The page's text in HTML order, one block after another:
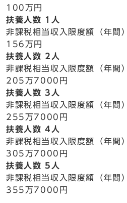
100万円
扶養人数 1人
非課税相当収入限度額（年間）
156万円
扶養人数 2人
非課税相当収入限度額（年間）
205万7000円
扶養人数 3人
非課税相当収入限度額（年間）
255万7000円
扶養人数 4人
非課税相当収入限度額（年間）
305万7000円
扶養人数 5人
非課税相当収入限度額（年間）
355万7000円